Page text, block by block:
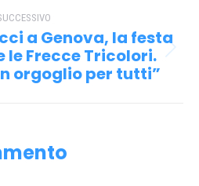
Prossimo
post:
a Genova, la festa
le Frecce Tricolori.
orgoglio per tutti”